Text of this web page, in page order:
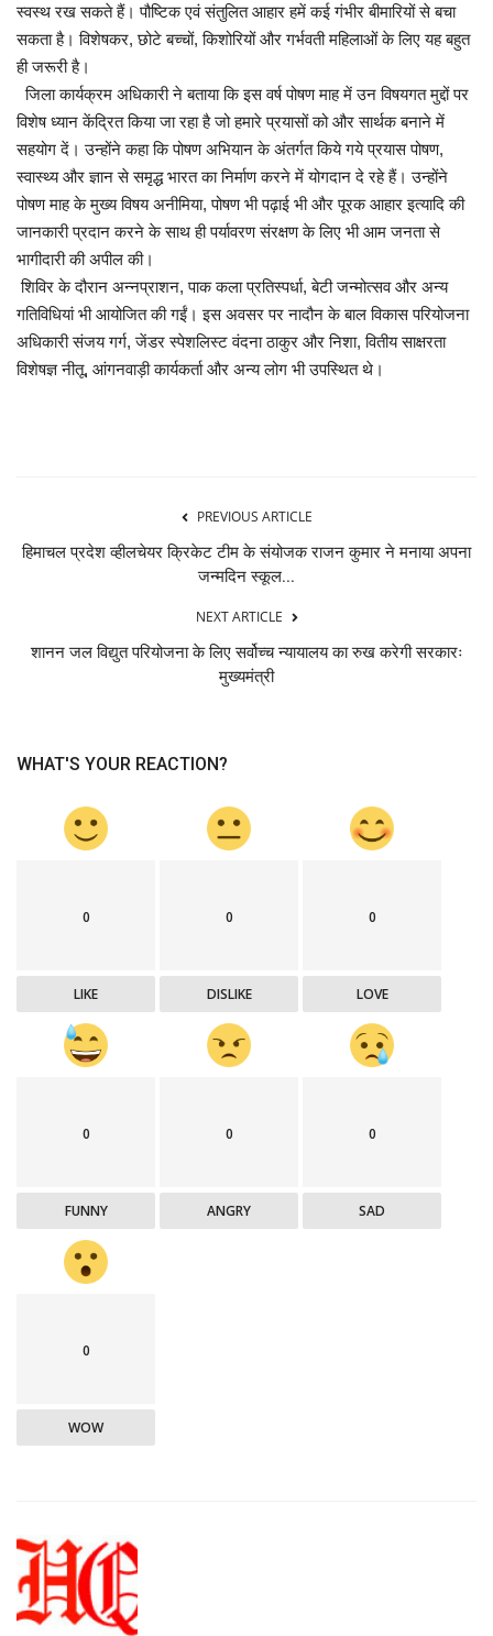
स्वस्थ रख सकते हैं। पौष्टिक एवं संतुलित आहार हमें कई गंभीर बीमारियों से बचा
सकता है। विशेषकर, छोटे बच्चों, किशोरियों और गर्भवती महिलाओं के लिए यह बहुत
ही जरूरी है।
जिला कार्यक्रम अधिकारी ने बताया कि इस वर्ष पोषण माह में उन विषयगत मुद्दों पर
विशेष ध्यान केंद्रित किया जा रहा है जो हमारे प्रयासों को और सार्थक बनाने में
सहयोग दें। उन्होंने कहा कि पोषण अभियान के अंतर्गत किये गये प्रयास पोषण,
स्वास्थ्य और ज्ञान से समृद्ध भारत का निर्माण करने में योगदान दे रहे हैं। उन्होंने
पोषण माह के मुख्य विषय अनीमिया, पोषण भी पढ़ाई भी और पूरक आहार इत्यादि की
जानकारी प्रदान करने के साथ ही पर्यावरण संरक्षण के लिए भी आम जनता से
भागीदारी की अपील की।
शिविर के दौरान अन्नप्राशन, पाक कला प्रतिस्पर्धा, बेटी जन्मोत्सव और अन्य
गतिविधियां भी आयोजित की गईं। इस अवसर पर नादौन के बाल विकास परियोजना
अधिकारी संजय गर्ग, जेंडर स्पेशलिस्ट वंदना ठाकुर और निशा, वितीय साक्षरता
विशेषज्ञ नीतू, आंगनवाड़ी कार्यकर्ता और अन्य लोग भी उपस्थित थे।
PREVIOUS ARTICLE
हिमाचल प्रदेश व्हीलचेयर क्रिकेट टीम के संयोजक राजन कुमार ने मनाया अपना
जन्मदिन स्कूल...
NEXT ARTICLE
शानन जल विद्युत परियोजना के लिए सर्वोच्च न्यायालय का रुख करेगी सरकारः
मुख्यमंत्री
WHAT'S YOUR REACTION?
0
LIKE
0
DISLIKE
0
LOVE
0
FUNNY
0
ANGRY
0
SAD
0
WOW